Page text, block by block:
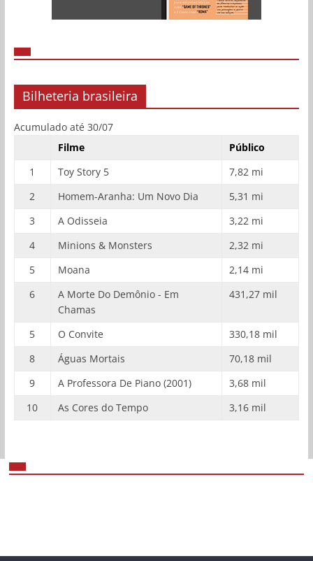
Bilheteria brasileira
Acumulado até 30/07
Filme
Público
1
Toy Story 5
7,82 mi
2
Homem-Aranha: Um Novo Dia
5,31 mi
3
A Odisseia
3,22 mi
4
Minions & Monsters
2,32 mi
5
Moana
2,14 mi
6
A Morte Do Demônio - Em
Chamas
431,27 mil
5 O Convite
330,18 mil
8
Águas Mortais
70,18 mil
9
A Professora De Piano (2001)
3,68 mil
10
As Cores do Tempo 3,16 mil